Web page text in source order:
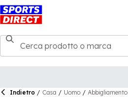
Indietro / Casa / Uomo / Abbigliamento